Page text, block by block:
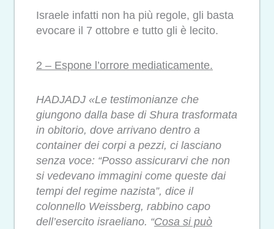
Israele infatti non ha più regole, gli basta
evocare il 7 ottobre e tutto gli è lecito.
2 – Espone l’orrore mediaticamente.
HADJADJ «Le testimonianze che
giungono dalla base di Shura trasformata
in obitorio, dove arrivano dentro a
container dei corpi a pezzi, ci lasciano
senza voce: “Posso assicurarvi che non
si vedevano immagini come queste dai
tempi del regime nazista”, dice il
colonnello Weissberg, rabbino capo
dell’esercito israeliano. “Cosa si può